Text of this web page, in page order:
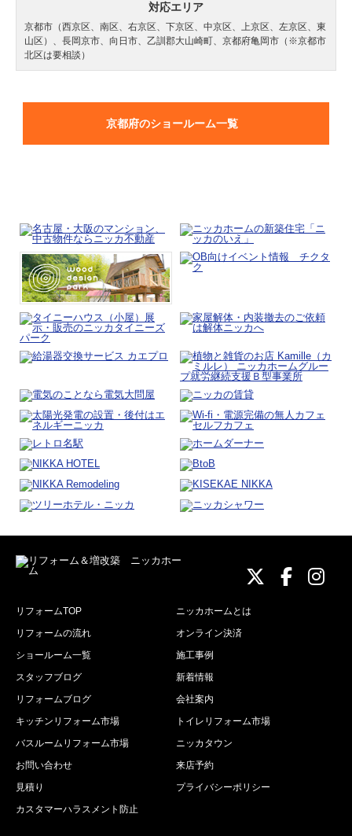
対応エリア
京都市（西京区、南区、右京区、下京区、中京区、上京区、左京区、東
山区）、長岡京市、向日市、乙訓郡大山崎町、京都府亀岡市（※京都市
北区は要相談）
京都府のショールーム一覧
ニッカ
ニッニ
リフォームTOP
ニッカホームとは
リフォームの流れ
オンライン決済
ショールーム一覧
施工事例
スタッフブログ
新着情報
リフォームブログ
会社案内
キッチンリフォーム市場
トイレリフォーム市場
バスルームリフォーム市場
ニッカタウン
お問い合わせ
来店予約
見積り
プライバシーポリシー
カスタマーハラスメント防止